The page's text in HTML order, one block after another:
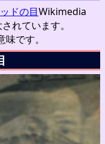
ドの目Wikimedia
れています。
です。